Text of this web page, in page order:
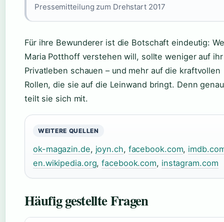
Pressemitteilung zum Drehstart 2017
Für ihre Bewunderer ist die Botschaft eindeutig:
Maria Potthoff verstehen will, sollte weniger auf ihr
Privatleben schauen – und mehr auf die kraftvollen
Rollen, die sie auf die Leinwand bringt. Denn
teilt sie sich mit.
WEITERE QUELLEN
ok-magazin.de, joyn.ch, facebook.com,
en.wikipedia.org,facebook.com, instagram.com
Häufig gestellte Fragen